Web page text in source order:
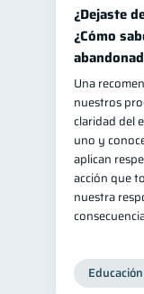
Salud
Retiro 1
Gasto
¿Dejaste
¿Cómo
Una
nuestros
claridad del
uno y
aplican
acción que
nuestra